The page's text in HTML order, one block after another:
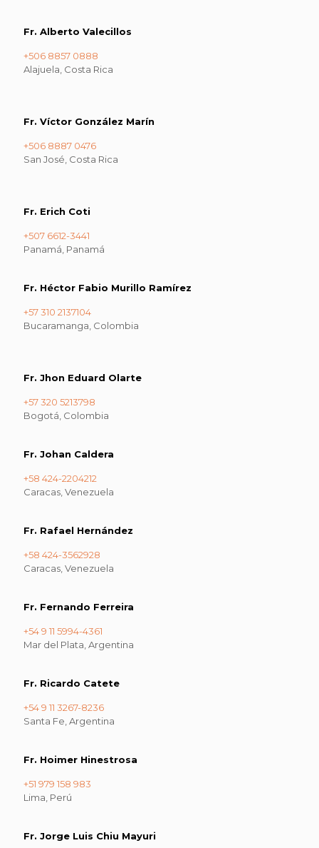
Fr. Alberto Valecillos
+506 8857 0888
Alajuela, Costa Rica
Fr. Víctor González Marín
+506 8887 0476
San José, Costa Rica
Fr. Erich Coti
+507 6612-3441
Panamá, Panamá
Fr. Héctor Fabio Murillo Ramírez
+57 310 2137104
Bucaramanga, Colombia
Fr. Jhon Eduard Olarte
+57 320 5213798
Bogotá, Colombia
Fr. Johan Caldera
+58 424-2204212
Caracas, Venezuela
Fr. Rafael Hernández
+58 424-3562928
Caracas, Venezuela
Fr. Fernando Ferreira
+54 9 11 5994-4361
Mar del Plata, Argentina
Fr. Ricardo Catete
+54 9 11 3267-8236
Santa Fe, Argentina
Fr. Hoimer Hinestrosa
+51 979 158 983
Lima, Perú
Fr. Jorge Luis Chiu Mayuri